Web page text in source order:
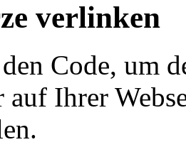
verlinken
Code, um
auf Ihrer